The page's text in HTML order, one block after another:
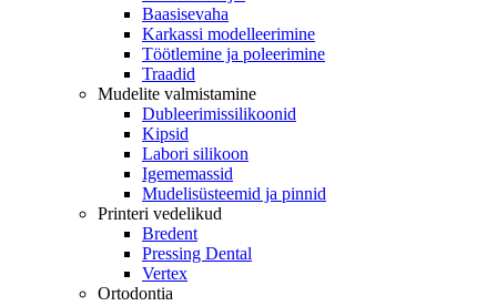
Baasisevaha
Karkassi modelleerimine
Töötlemine ja poleerimine
Traadid
Mudelite valmistamine
Dubleerimissilikoonid
Kipsid
Labori silikoon
Igememassid
Mudelisüsteemid ja pinnid
Printeri vedelikud
Bredent
Pressing Dental
Vertex
Ortodontia